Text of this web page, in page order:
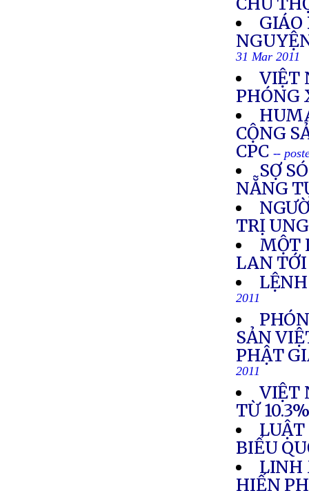
GIÁO
31 Mar 2011
VIỆT
PHÓNG
CỘNG
CPC --
SỢ
NẴNG
TRỊ
MỘT
LAN
2011
SẢN
PHẬT
2011
VIỆT
TỪ
LUẬT
BIỂU
LINH
HIẾN